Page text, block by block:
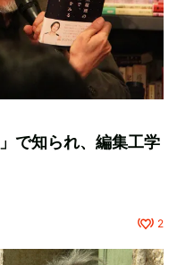
で知られ、編集工学
2